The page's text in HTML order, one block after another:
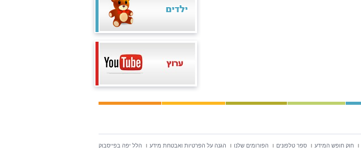
חוק חופש המידע ספר טלפונים הפורומים שלנו הגנה על הפרטיות ואבטחת מידע הלל יפה בפייסבוק